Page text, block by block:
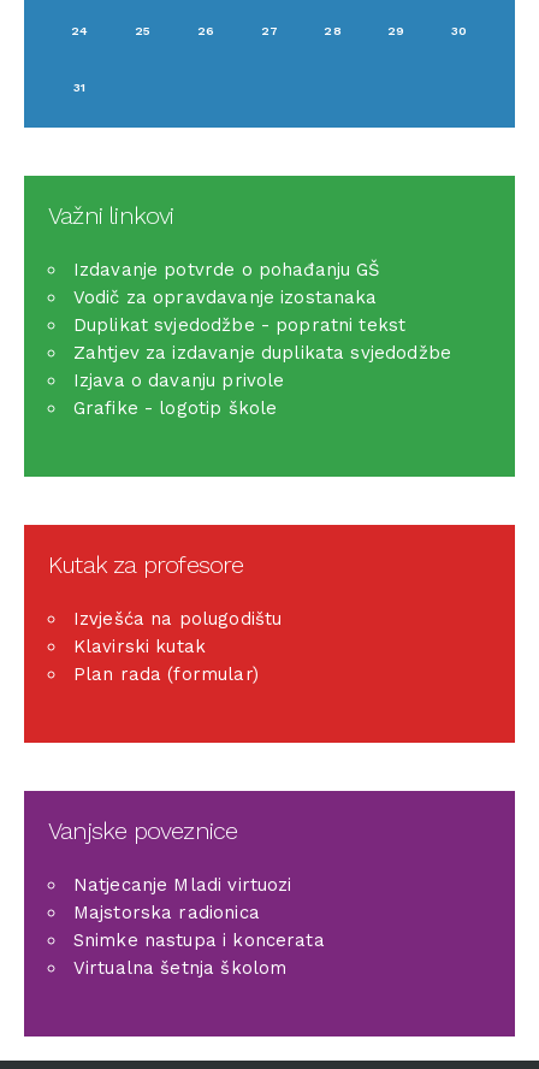
24 25 26 27 28 29 30
31
Važni linkovi
Izdavanje potvrde o pohađanju GŠ
Vodič za opravdavanje izostanaka
Duplikat svjedodžbe - popratni tekst
Zahtjev za izdavanje duplikata svjedodžbe
Izjava o davanju privole
Grafike - logotip škole
Kutak za profesore
Izvješća na polugodištu
Klavirski kutak
Plan rada (formular)
Vanjske poveznice
Natjecanje Mladi virtuozi
Majstorska radionica
Snimke nastupa i koncerata
Virtualna šetnja školom